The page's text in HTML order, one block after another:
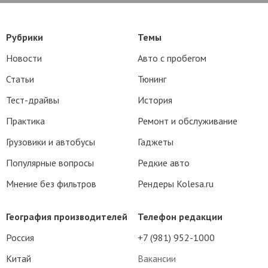
Телефон редакции
+7 (981) 952-1000
Вакансии
Рубрики
Новости
Статьи
Тест-драйвы
Практика
Грузовики и автобусы
Популярные вопросы
Мнение без фильтров
Темы
Авто с пробегом
Тюнинг
История
Ремонт и обслуживание
Гаджеты
Редкие авто
Рендеры Kolesa.ru
География производителей
Россия
Китай